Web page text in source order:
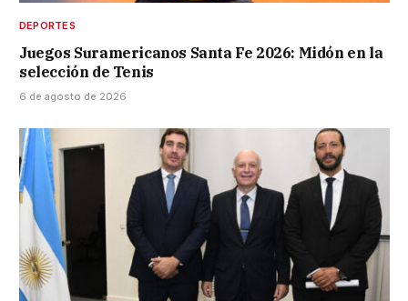
DEPORTES
Juegos Suramericanos Santa Fe 2026: Midón en la
selección de Tenis
6 de agosto de 2026